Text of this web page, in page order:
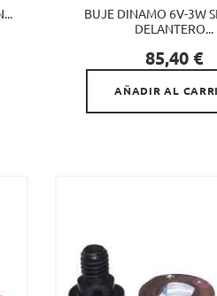
BUJE DINAMO 6V-3W
DELANTERO...
Precio
85,40 €

AÑADIR AL